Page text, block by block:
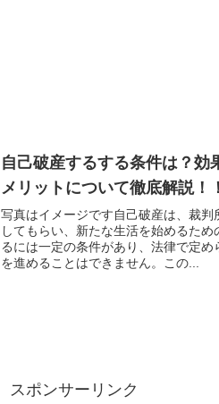
自己破産するする条件は？効
メリットについて徹底解説！！
写真はイメージです自己破産は、裁
してもらい、新たな生活を始めるた
るには一定の条件があり、法律で定
を進めることはできません。この...
スポンサーリンク